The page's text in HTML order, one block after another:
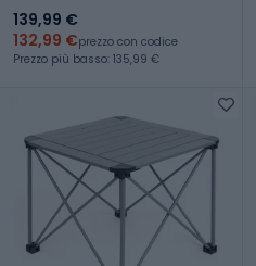
139,99 €
132,99 €prezzo con codice
Prezzo più basso: 135,99 €